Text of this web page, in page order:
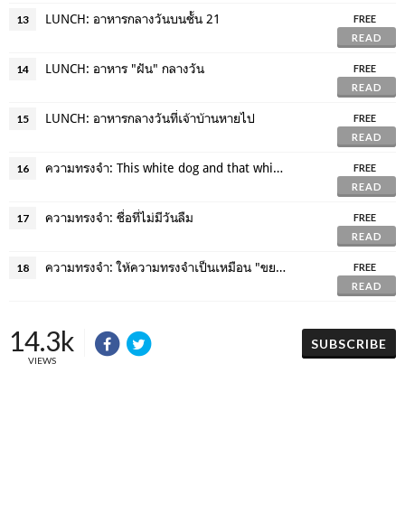
13 LUNCH: อาหารกลางวันบนชั้น 21
FREE
READ
14 LUNCH: อาหาร "ฝัน" กลางวัน
FREE
READ
15 LUNCH: อาหารกลางวันที่เจ้าบ้านหายไป
FREE
READ
16 ความทรงจำ: This white dog and that white wolf
FREE
READ
17 ความทรงจำ: ชื่อที่ไม่มีวันลืม
FREE
READ
18 ความทรงจำ: ให้ความทรงจำเป็นเหมือน "ขยะ"
FREE
READ
14.3k
VIEWS
SUBSCRIBE